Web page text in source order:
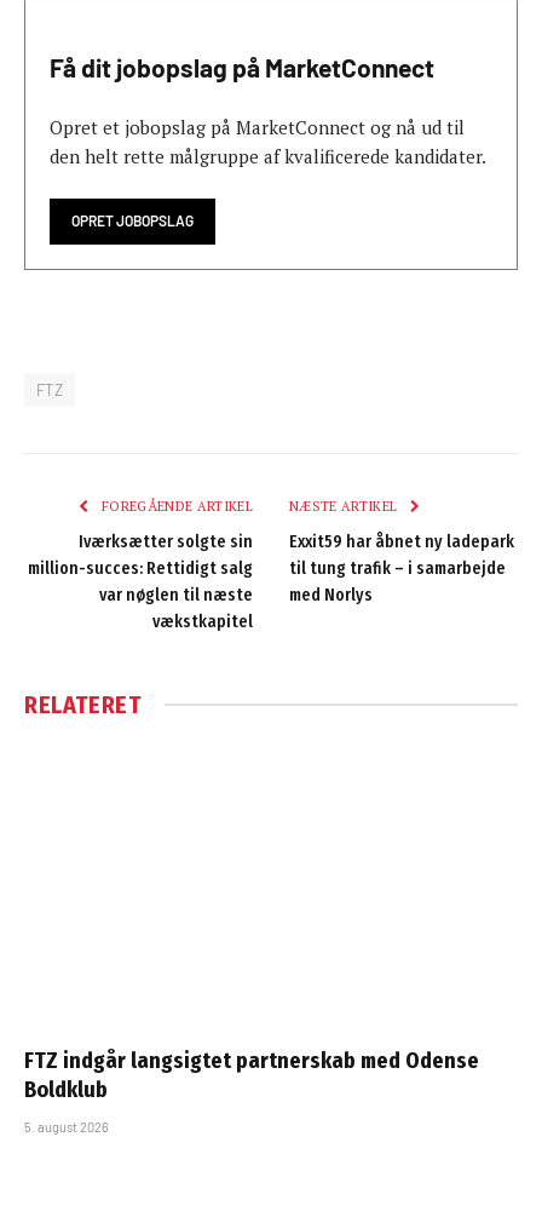
Få dit jobopslag på MarketConnect
Opret et jobopslag på MarketConnect og nå ud til
den helt rette målgruppe af kvalificerede kandidater.
OPRET JOBOPSLAG
FTZ
FOREGÅENDE ARTIKEL
Iværksætter solgte sin
million-succes: Rettidigt salg
var nøglen til næste
vækstkapitel
NÆSTE ARTIKEL
Exxit59 har åbnet ny ladepark
til tung trafik – i samarbejde
med Norlys
RELATERET
FTZ indgår langsigtet partnerskab med Odense
Boldklub
5. august 2026